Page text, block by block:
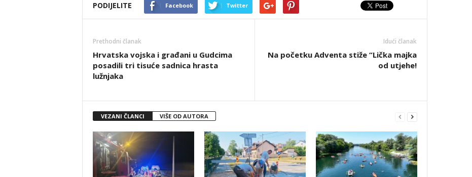
PODIJELITE Facebook Twitter
Prethodni članak
Hrvatska vojska i građani u Gudcima
posadili tri tisuće sadnica hrasta
lužnjaka
Idući članak
Na početku Adventa stiže “Lička majka
od utjehe!
VEZANI ČLANCI VIŠE OD AUTORA